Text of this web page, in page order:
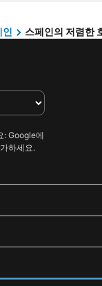
수이테스
호텔 폴로
Hotel
스
- Adults Only
Parador
Hampton By
인 스페인의 저렴한
: Google에
하세요.